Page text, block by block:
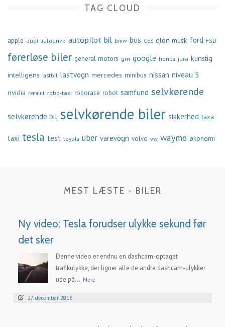
TAG CLOUD
apple audi autodrive autopilot bil bmw bus CES elon musk ford FSD
førerløse biler general motors gm google honda jura kunstig
intelligens lastbil lastvogn mercedes minibus nissan niveau 5
nvidia renault robo-taxi roborace robot samfund selvkørende
selvkørende bil selvkørende biler sikkerhed taxa
taxi tesla test toyota uber varevogn volvo vw waymo økonomi
MEST LÆSTE - BILER
Ny video: Tesla forudser ulykke sekund før
det sker
Denne video er endnu en dashcam-optaget
trafikulykke, der ligner alle de andre dashcam-ulykker
ude på... Mere
27. december 2016